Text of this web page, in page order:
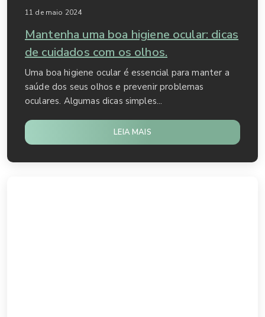
11 de maio 2024
Mantenha uma boa higiene ocular: dicas
de cuidados com os olhos.
Uma boa higiene ocular é essencial para manter a
saúde dos seus olhos e prevenir problemas
oculares. Algumas dicas simples...
LEIA MAIS